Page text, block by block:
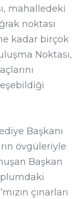
mahalledeki
noktası
kadar birçok
Noktası,
Başkanı
övgüleriyle
Başkan
çınarları